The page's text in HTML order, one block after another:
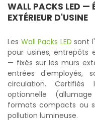
WALL PACKS LED —
EXTÉRIEUR D'USINE
Les Wall Packs LED sont
pour usines, entrepôts
— fixés sur les murs
entrées d'employés,
circulation. Certifiés
optionnelle
formats compacts ou
pollution lumineuse.